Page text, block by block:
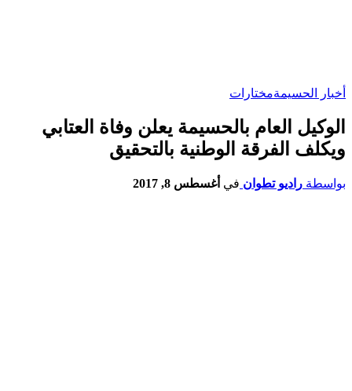
أخبار الحسيمةمختارات
الوكيل العام بالحسيمة يعلن وفاة العتابي
ويكلف الفرقة الوطنية بالتحقيق
بواسطة راديو تطوان في أغسطس 8, 2017